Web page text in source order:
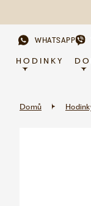
WHATSAPP
HODINKY
Domů